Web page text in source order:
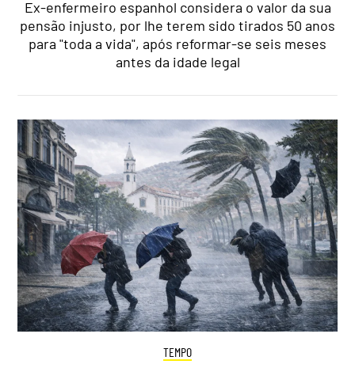
Ex-enfermeiro espanhol considera o valor da sua
pensão injusto, por lhe terem sido tirados 50 anos
para "toda a vida", após reformar-se seis meses
antes da idade legal
TEMPO